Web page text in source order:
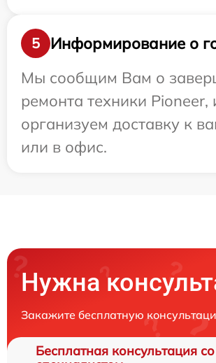
5
Информирование о
Мы сообщим Вам о
ремонта техники Pioneer,
организуем доставку к
или в офис.
Нужна
Закажите бесплатную
Бесплатная консультация со